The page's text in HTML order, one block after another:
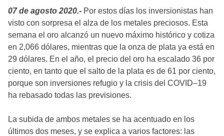
07 de agosto 2020.- Por estos días los inversionistas han
visto con sorpresa el alza de los metales preciosos. Esta
semana el oro alcanzó un nuevo máximo histórico y cotiza
en 2,066 dólares, mientras que la onza de plata ya está en
29 dólares. En el año, el precio del oro ha escalado 36 por
ciento, en tanto que el salto de la plata es de 61 por ciento,
porque son inversiones refugio y la crisis del COVID–19
ha rebasado todas las previsiones.
La subida de ambos metales se ha acentuado en los
últimos dos meses, y se explica a varios factores: las